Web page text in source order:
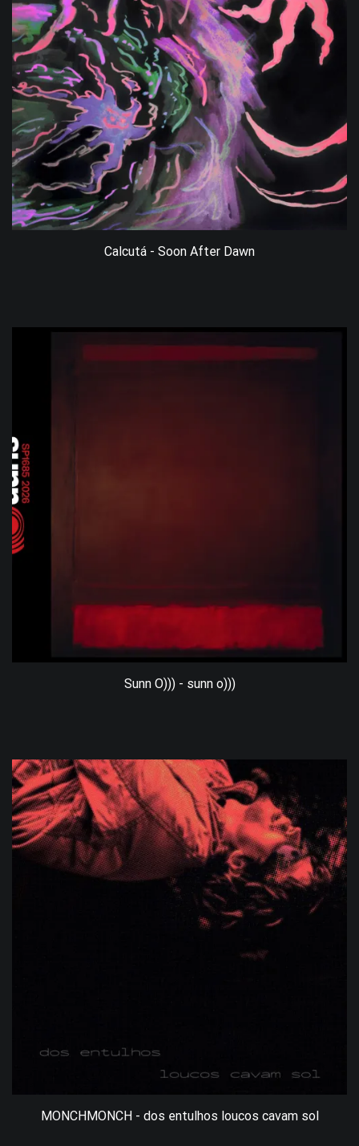
Calcutá - Soon After Dawn
Sunn O))) - sunn o)))
MONCHMONCH - dos entulhos loucos cavam sol